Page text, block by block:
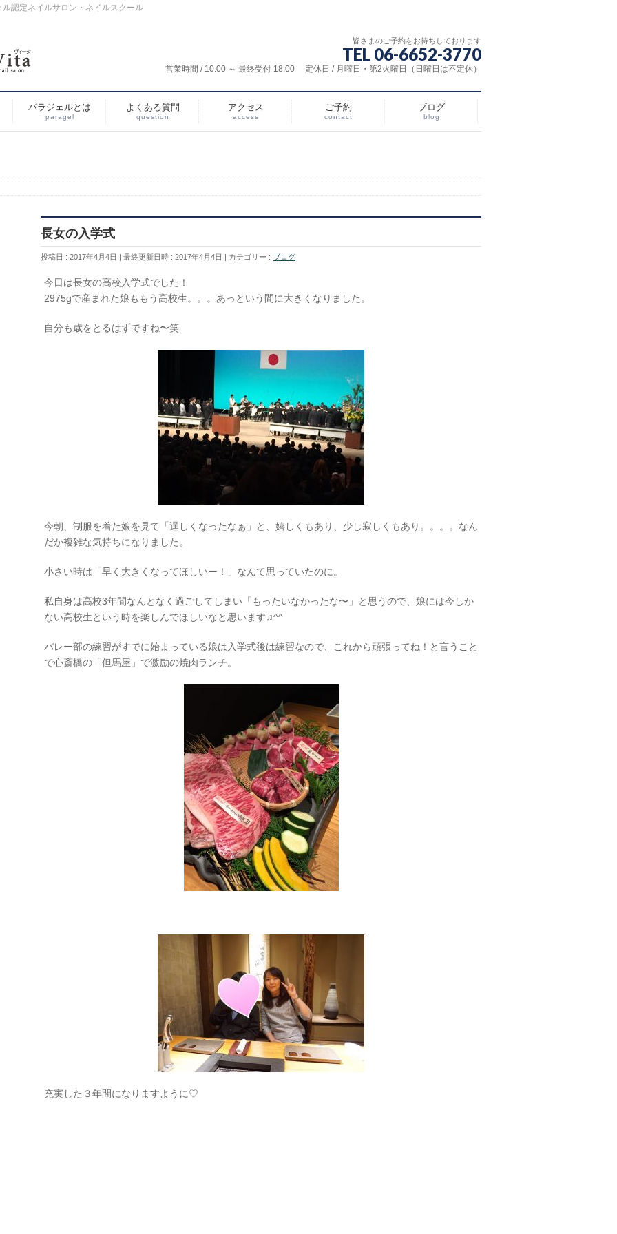
認定ネイルサロン・ネイルスクール
皆さまのご予約をお待ちしております
TEL 06-6652-3770
営業時間 / 10:00 ～ 最終受付 18:00 定休日 / 月曜日・第2火曜日（日曜日は不定休）
パラジェルとは
paragel
よくある質問
question
アクセス
access
ご予約
contact
ブログ
blog
長女の入学式
投稿日 : 2017年4月4日 最終更新日時 : 2017年4月4日 カテゴリー : ブログ
今日は長女の高校入学式でした！
2975gで産まれた娘ももう高校生。。。あっという間に大きくなりました。
自分も歳をとるはずですね〜笑
今朝、制服を着た娘を見て「逞しくなったなぁ」と、嬉しくもあり、少し寂しくもあり。。。。なん
だか複雑な気持ちになりました。
小さい時は「早く大きくなってほしいー！」なんて思っていたのに。
私自身は高校3年間なんとなく過ごしてしまい「もったいなかったな〜」と思うので、娘には今しか
ない高校生という時を楽しんでほしいなと思います♫^^
バレー部の練習がすでに始まっている娘は入学式後は練習なので、これから頑張ってね！と言うこと
で心斎橋の「但馬屋」で激励の焼肉ランチ。
充実した３年間になりますように♡